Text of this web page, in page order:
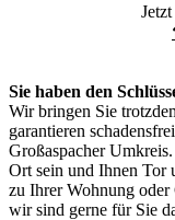
Sie haben den
Wir bringen Sie
garantieren
Großaspacher
Ort sein und Ihnen Tor
zu Ihrer Wohnung oder
wir sind gerne für Sie